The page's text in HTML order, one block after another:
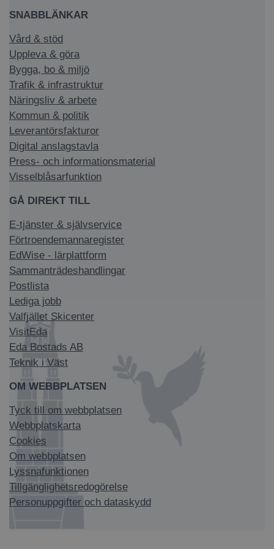
SNABBLÄNKAR
Vård & stöd
Uppleva & göra
Bygga, bo & miljö
Trafik & infrastruktur
Näringsliv & arbete
Kommun & politik
Leverantörsfakturor
Digital anslagstavla
Press- och informationsmaterial
Visselblåsarfunktion
GÅ DIREKT TILL
E-tjänster & självservice
Förtroendemannaregister
EdWise - lärplattform
Sammanträdeshandlingar
Postlista
Lediga jobb
Valfjället Skicenter
VisitEda
Eda Bostads AB
Teknik i Väst
OM WEBBPLATSEN
Tyck till om webbplatsen
Webbplatskarta
Cookies
Om webbplatsen
Lyssnafunktionen
Tillgänglighetsredogörelse
Personuppgifter och dataskydd